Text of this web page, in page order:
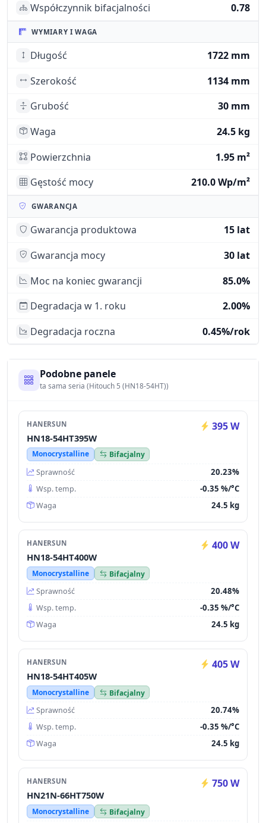
Współczynnik bifacjalności
0.78
WYMIARY I WAGA
Długość
1722 mm
Szerokość
1134 mm
Grubość
30 mm
Waga
24.5 kg
Powierzchnia
1.95 m²
Gęstość mocy
210.0 Wp/m²
GWARANCJA
Gwarancja produktowa
15 lat
Gwarancja mocy
30 lat
Moc na koniec gwarancji
85.0%
Degradacja w 1. roku
2.00%
Degradacja roczna
0.45%/rok
Podobne panele
ta sama seria (Hitouch 5 (HN18-54HT))
HANERSUN 395 W
HN18-54HT395W
Monocrystalline
Bifacjalny
Sprawność
20.23%
Wsp. temp. -0.35 %/°C
Waga 24.5 kg
HANERSUN 400 W
HN18-54HT400W
Monocrystalline
Bifacjalny
Sprawność
20.48%
Wsp. temp. -0.35 %/°C
Waga 24.5 kg
HANERSUN 405 W
HN18-54HT405W
Monocrystalline
Bifacjalny
Sprawność
20.74%
Wsp. temp. -0.35 %/°C
Waga 24.5 kg
HANERSUN 750 W
HN21N-66HT750W
Monocrystalline
Bifacjalny